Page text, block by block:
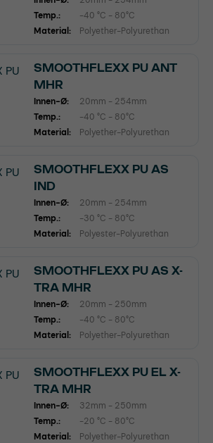
Temp.:
-40 °C - 80°C
Material:
Polyether-Polyurethan
SMOOTHFLEXX PU ANT
MHR
Innen-Ø:
20mm - 254mm
Temp.:
-40 °C - 80°C
Material:
Polyether-Polyurethan
SMOOTHFLEXX PU AS
IND
Innen-Ø:
20mm - 254mm
Temp.:
-30 °C - 80°C
Material:
Polyester-Polyurethan
SMOOTHFLEXX PU AS X-
TRA MHR
Innen-Ø:
20mm - 250mm
Temp.:
-40 °C - 80°C
Material:
Polyether-Polyurethan
SMOOTHFLEXX PU EL X-
TRA MHR
Innen-Ø:
32mm - 250mm
Temp.:
-20 °C - 80°C
Material:
Polyether-Polyurethan